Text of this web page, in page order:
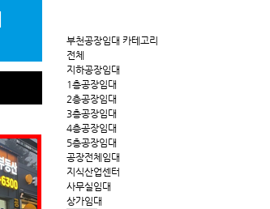
부천공장임대 카테고리
전체
지하공장임대
1층공장임대
2층공장임대
3층공장임대
4층공장임대
5층공장임대
공장전체임대
지식산업센터
사무실임대
상가임대